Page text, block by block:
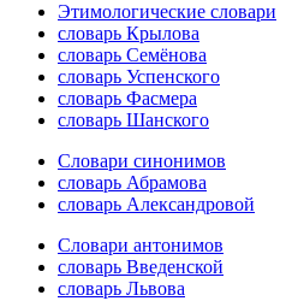
Этимологические словари
словарь Крылова
словарь Семёнова
словарь Успенского
словарь Фасмера
словарь Шанского
Словари синонимов
словарь Абрамова
словарь Александровой
Словари антонимов
словарь Введенской
словарь Львова